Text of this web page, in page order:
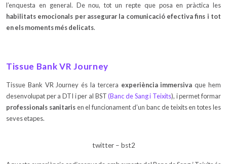
l’enquesta en general. De nou, tot un repte que posa en pràctica les
habilitats emocionals per assegurar la comunicació efectiva fins i tot
en els moments més delicats.
Tissue Bank VR Journey
Tissue Bank VR Journey és la tercera experiència immersiva que hem
desenvolupat per a DTI i per al BST(Banc de Sang i Teixits), i permet formar
professionals sanitarisen el funcionament d’un banc de teixits en totes les
seves etapes.
twitter – bst2